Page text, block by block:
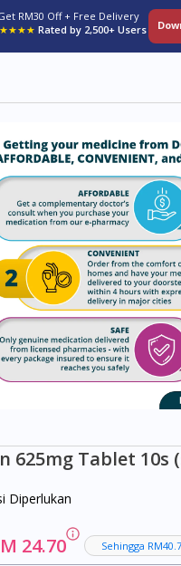
RM30 Off + Free Delivery
Rated by 2,500+ Users
625mg Tablet 10s
Diperlukan
24.70 Sehingga